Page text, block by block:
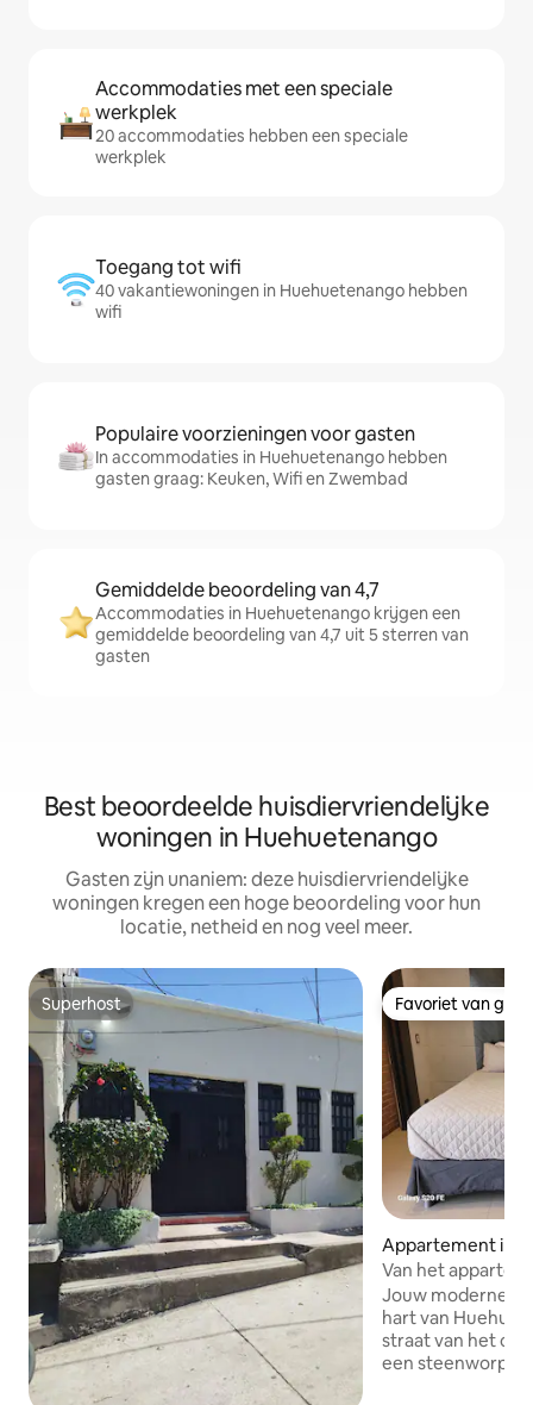
Accommodaties met een speciale
werkplek
20 accommodaties hebben een speciale
werkplek
Toegang tot wifi
40 vakantiewoningen in Huehuetenango hebben
wifi
Populaire voorzieningen voor gasten
In accommodaties in Huehuetenango hebben
gasten graag: Keuken, Wifi en Zwembad
Gemiddelde beoordeling van 4,7
Accommodaties in Huehuetenango krijgen een
gemiddelde beoordeling van 4,7 uit 5 sterren van
gasten
Best beoordeelde huisdiervriendelijke
woningen in Huehuetenango
Gasten zijn unaniem: deze huisdiervriendelijke
woningen kregen een hoge beoordeling voor hun
locatie, netheid en nog veel meer.
Superhost
Superhost Favoriet van
Favoriet van
Appartement in
ango
Van het
Jouw moderne
hart van Huehue!
straat van het
een steenworp